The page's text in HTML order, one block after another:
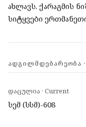
ახლავს. ქარაგმის
სიტყვები
ᲐᲓᲒᲘᲚᲛᲓᲔᲑᲐᲠᲔᲝᲑᲐ ·
დაცულია · Current
სემ (სსმ)-608